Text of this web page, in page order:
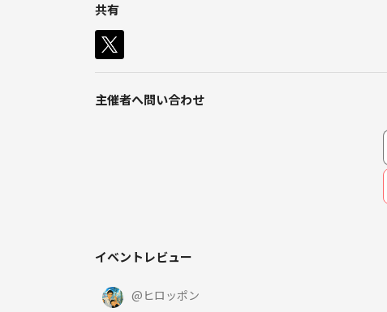
1人参加、初参加の人も大歓迎(^^)
みんなで美味しいものを食べながら、
気軽に仲良くなれたらうれしいです！
お酒飲めない人もOK！
共有
主催者へ問い合わせ
イベントレビュー
@ ヒロッポン